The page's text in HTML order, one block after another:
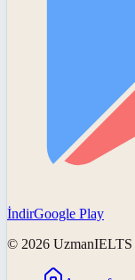
İndirGoogle Play
© 2026 UzmanIELTS